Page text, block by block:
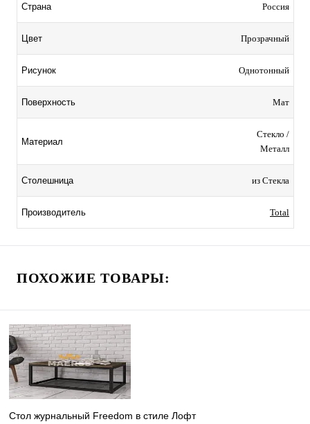
Страна Россия
Цвет Прозрачный
Рисунок Однотонный
Поверхность Мат
Материал
Стекло /
Металл
Столешница из Стекла
Производитель Total
ПОХОЖИЕ ТОВАРЫ:
Стол журнальный Freedom в стиле Лофт